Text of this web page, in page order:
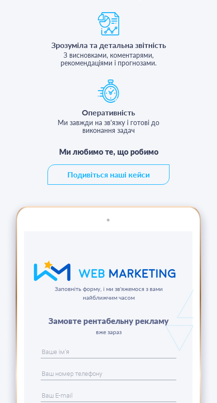
Зрозуміла та детальна звітність
З висновками, коментарями,
рекомендаціями і прогнозами.
Оперативність
Ми завжди на зв'язку і готові до
виконання задач
Ми любимо те, що робимо
Подивіться наші кейси
Заповніть форму, і ми зв'яжемося з вами
найближчим часом
Замовте рентабельну рекламу
вже зараз